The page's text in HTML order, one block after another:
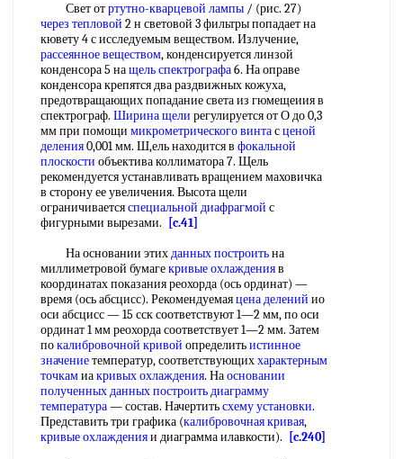
Свет отртутно-кварцевой лампы / (рис. 27)
через тепловой 2 н световой 3 фильтры попадает на
кювету 4 с исследуемым веществом. Излучение,
рассеянное веществом, конденсируется линзой
конденсора 5 нащель спектрографа6. На оправе
конденсора крепятся два раздвижных кожуха,
предотвращающих попадание света из гюмещеиия в
спектрограф. Ширина щели регулируется от О до 0,3
мм при помощи микрометрического винтасценой
деления0,001 мм. Ш,ель находится в фокальной
плоскости объектива коллиматора 7. Щель
рекомендуется устанавливать вращением маховичка
в сторону ее увеличения. Высота щели
ограничиваетсяспециальной диафрагмой с
фигурными вырезами.
[c.41]
На основании этихданных построитьна
миллиметровой бумагекривые охлажденияв
координатах показания реохорда (ось ординат) —
время (ось абсцисс). Рекомендуемаяцена делений ио
оси абсцисс — 15 сск соответствуют 1—2 мм, по оси
ординат 1 мм реохорда соответствует 1—2 мм. Затем
покалибровочной кривой определитьистинное
значениетемператур, соответствующиххарактерным
точкамиакривых охлаждения. Наосновании
полученныхданных построитьдиаграмму
температура— состав. Начертитьсхему установки.
Представить три графика (калибровочная кривая,
кривые охлажденияи диаграмма илавкости).
[c.240]